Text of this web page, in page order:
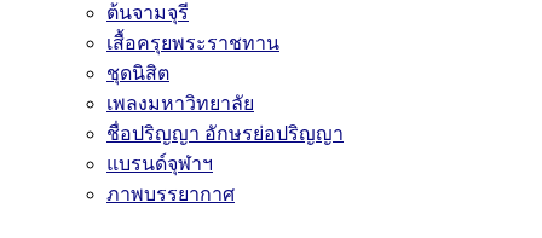
ต้นจามจุรี
เสื้อครุยพระราชทาน
ชุดนิสิต
เพลงมหาวิทยาลัย
ชื่อปริญญา อักษรย่อปริญญา
แบรนด์จุฬาฯ
ภาพบรรยากาศ